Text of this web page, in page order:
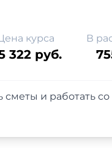
курса
322 руб.
В
сметы и работать